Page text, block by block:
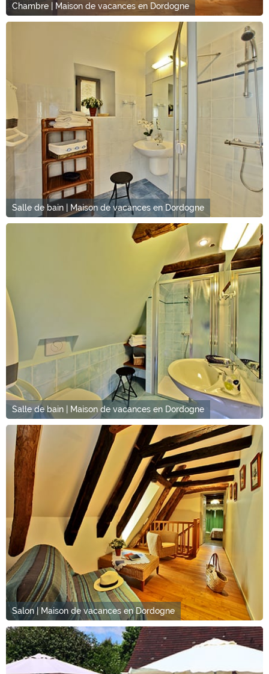
Chambre | Maison de vacances en Dordogne
Salle de bain | Maison de vacances en Dordogne
Salle de bain | Maison de vacances en Dordogne
Salon | Maison de vacances en Dordogne